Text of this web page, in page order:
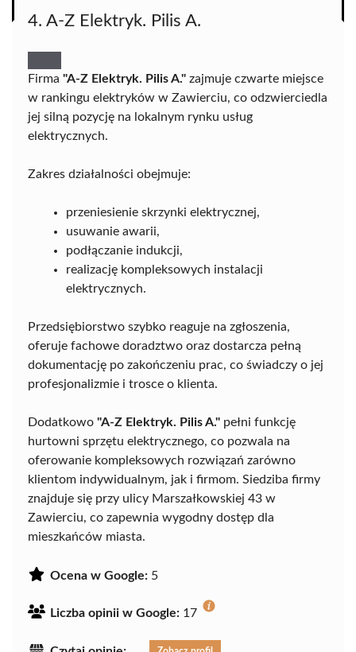
4. A-Z Elektryk. Pilis A.
Firma "A-Z Elektryk. Pilis A." zajmuje czwarte miejsce
w rankingu elektryków w Zawierciu, co odzwierciedla
jej silną pozycję na lokalnym rynku usług
elektrycznych.
Zakres działalności obejmuje:
przeniesienie skrzynki elektrycznej,
usuwanie awarii,
podłączanie indukcji,
realizację kompleksowych instalacji
elektrycznych.
Przedsiębiorstwo szybko reaguje na zgłoszenia,
oferuje fachowe doradztwo oraz dostarcza pełną
dokumentację po zakończeniu prac, co świadczy o jej
profesjonalizmie i trosce o klienta.
Dodatkowo "A-Z Elektryk. Pilis A." pełni funkcję
hurtowni sprzętu elektrycznego, co pozwala na
oferowanie kompleksowych rozwiązań zarówno
klientom indywidualnym, jak i firmom. Siedziba firmy
znajduje się przy ulicy Marszałkowskiej 43 w
Zawierciu, co zapewnia wygodny dostęp dla
mieszkańców miasta.
Ocena w Google: 5
Liczba opinii w Google: 17